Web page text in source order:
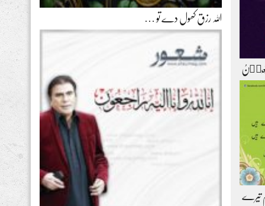
اللہ رزق کھول دے تو …
تیرے